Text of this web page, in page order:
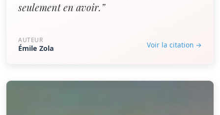
seulement en avoir.”
AUTEUR
Émile Zola Voir la citation →